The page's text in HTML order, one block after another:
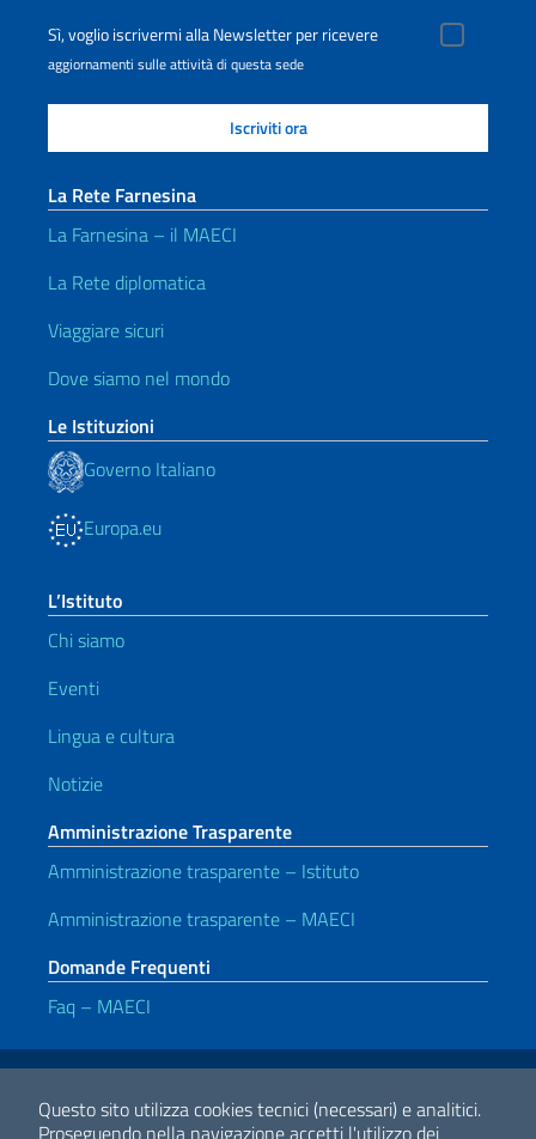
Questo sito utilizza cookies tecnici (necessari) e analitici.
Proseguendo nella navigazione accetti l'utilizzo dei
Sì, voglio iscrivermi alla Newsletter per ricevere
aggiornamenti sulle attività di questa sede
La Rete Farnesina
La Farnesina – il MAECI
La Rete diplomatica
Viaggiare sicuri
Dove siamo nel mondo
Le Istituzioni
Governo Italiano
Europa.eu
L’Istituto
Chi siamo
Eventi
Lingua e cultura
Notizie
Amministrazione Trasparente
Amministrazione trasparente – Istituto
Amministrazione trasparente – MAECI
Domande Frequenti
Faq – MAECI
Link Utili